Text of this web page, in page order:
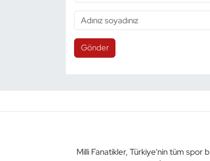
Gönder
Milli Fanatikler, Türkiye'nin tüm spor